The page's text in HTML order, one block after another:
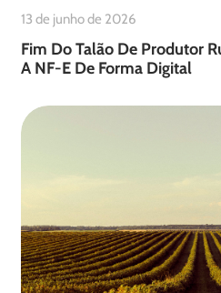
13 de junho de 2026
Fim Do Talão De Produtor
A NF-E De Forma Digital